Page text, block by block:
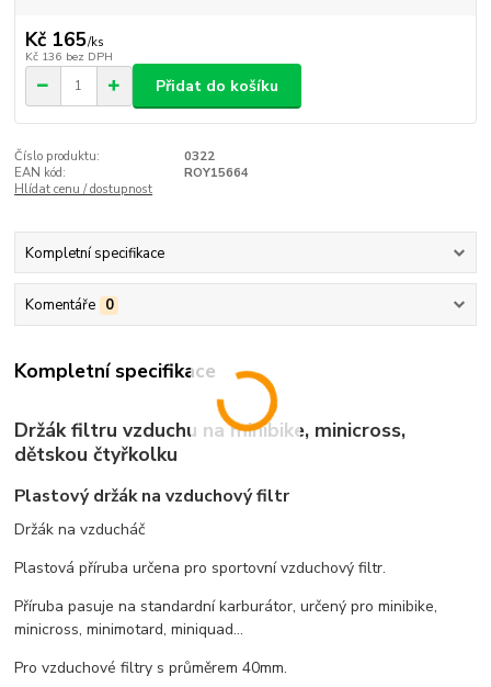
Kč 165/ks
Kč 136 bez DPH
Přidat do košíku
Číslo produktu:
0322
EAN kód:
ROY15664
Hlídat cenu / dostupnost
Kompletní specifikace
Komentáře 0
Kompletní specifikace
Držák filtru vzduchu na minibike, minicross,
dětskou čtyřkolku
Plastový držák na vzduchový filtr
Držák na vzducháč
Plastová příruba určena pro sportovní vzduchový filtr.
Příruba pasuje na standardní karburátor, určený pro minibike,
minicross, minimotard, miniquad...
Pro vzduchové filtry s průměrem 40mm.